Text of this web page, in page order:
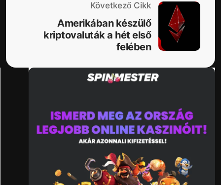
Következő Cikk
Amerikában készülő
kriptovaluták a hét első
felében